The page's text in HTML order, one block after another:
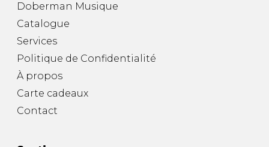
Doberman Musique
Catalogue
Services
Politique de Confidentialité
À propos
Carte cadeaux
Contact